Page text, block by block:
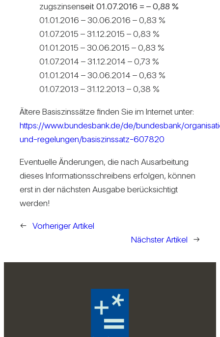
zugs­zinsenseit 01.07.2016 = – 0,88 %
01.01.2016 – 30.06.2016 – 0,83 %
01.07.2015 – 31.12.2015 – 0,83 %
01.01.2015 – 30.06.2015 – 0,83 %
01.07.2014 – 31.12.2014 – 0,73 %
01.01.2014 – 30.06.2014 – 0,63 %
01.07.2013 – 31.12.2013 – 0,38 %
Ältere Basis­zins­sätze finden Sie im Internet unter:
https://www.bundesbank.de/de/bundesbank/
und-regelungen/basiszinssatz-607820
Even­tu­elle Ände­rungen, die nach Aus­ar­bei­tung
dieses Infor­ma­ti­ons­schrei­bens erfolgen, können
erst in der nächsten Aus­gabe berück­sich­tigt
werden!
← Vorheriger Artikel
Nächster Artikel
→